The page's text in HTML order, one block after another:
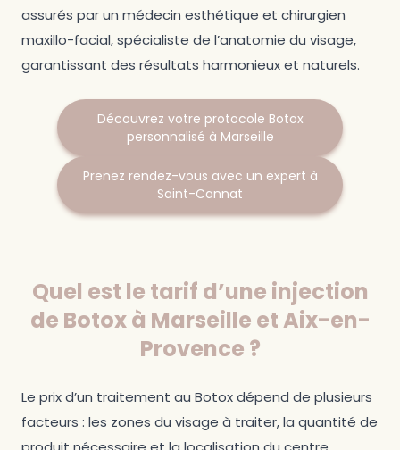
assurés par un médecin esthétique et chirurgien
maxillo-facial, spécialiste de l’anatomie du visage,
garantissant des résultats harmonieux et naturels.
Découvrez votre protocole Botox
personnalisé à Marseille
Prenez rendez-vous avec un expert à
Saint-Cannat
Quel est le tarif d’une injection
de Botox à Marseille et Aix-en-
Provence ?
Le prix d’un traitement au Botox dépend de plusieurs
facteurs : les zones du visage à traiter, la quantité de